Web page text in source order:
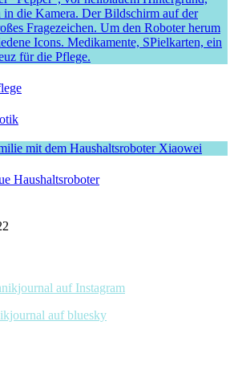
Haushaltsroboter